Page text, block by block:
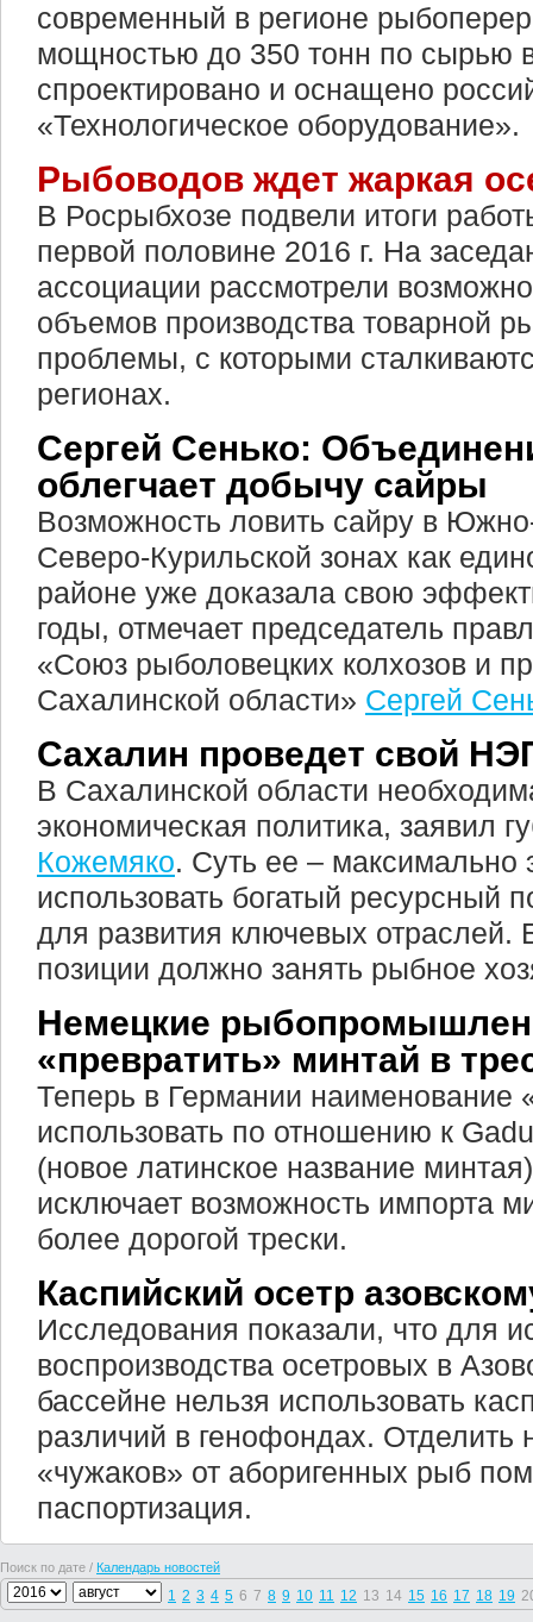
современный в регионе
мощностью до 350 тонн по сырью
спроектировано и оснащено
«Технологическое оборудование».
Рыбоводов ждет жаркая
В Росрыбхозе подвели итоги
первой половине 2016 г. На
ассоциации рассмотрели
объемов производства товарной
проблемы, с которыми
регионах.
Сергей Сенько:
облегчает добычу сайры
Возможность ловить сайру в
Северо-Курильской зонах как
районе уже доказала свою
годы, отмечает председатель
«Союз рыболовецких колхозов и
Сахалинской области» Сергей
Сахалин проведет свой
В Сахалинской области
экономическая политика, заявил
Кожемяко. Суть ее – максимально
использовать богатый ресурсный
для развития ключевых отраслей.
позиции должно занять рыбное
Немецкие
«превратить» минтай в
Теперь в Германии наименование
использовать по отношению к
(новое латинское название
исключает возможность импорта
более дорогой трески.
Каспийский осетр
Исследования показали, что для
воспроизводства осетровых в
бассейне нельзя использовать
различий в генофондах. Отделить
«чужаков» от аборигенных рыб
паспортизация.
Поиск по дате / Календарь новостей
1 2 3 4 5 6 7 8 9 10 11 12 13 14 15 16 17 18 19